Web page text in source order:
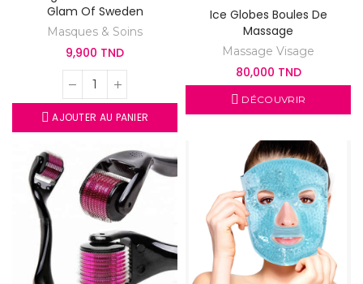
Glam Of Sweden
Masques & Soins
9,900 TND
AJOUTER AU PANIER
Ice Globes Boules De
Massage
Massage Visage
80,000 TND
DÉCOUVRIR